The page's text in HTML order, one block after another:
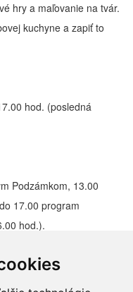
hry a maľovanie na tvár.
kuchyne a zapiť to
hod. (posledná
Podzámkom, 13.00
17.00 program
hod.).
iba na kase, ktorú